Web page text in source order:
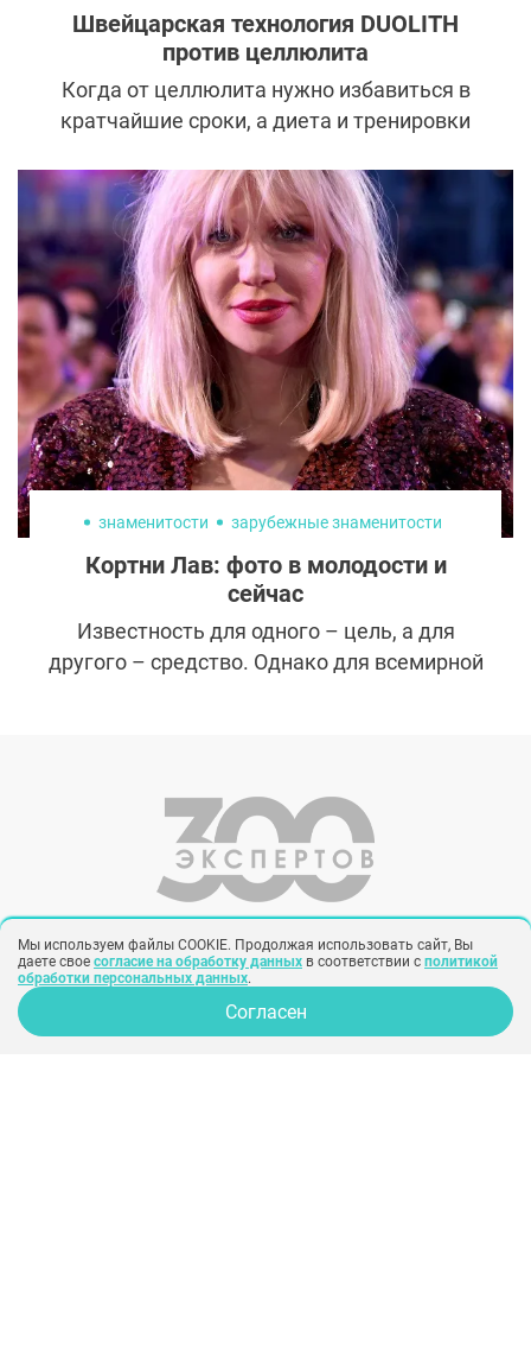
Швейцарская технология DUOLITH
против целлюлита
Когда от целлюлита нужно избавиться в
кратчайшие сроки, а диета и тренировки
аппаратная косметология. Уникальная
швейцарская технология DUOLITH
обещает не только избавить пациенток от
«апельсиновой корки», но и сделать кожу
упругой и гладкой.
знаменитости зарубежные знаменитости
Кортни Лав: фото в молодости и
сейчас
Известность для одного – цель, а для
другого – средство. Однако для всемирной
тусовки, неразборчивые связи, отсутствие
семьи – это только часть негатив-
факторов для тех, кого миллионы считают
кумирами.
© 2014-2026
Сервис подбора хирургов
info@300experts.ru
Мы используем файлы COOKIE. Продолжая использовать сайт, Вы
даете свое согласие на обработку данных в соответствии с политикой
обработки персональных данных.
Согласен